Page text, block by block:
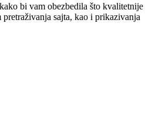
bi vam obezbedila što kvalitetnije
sajta, kao i prikazivanja